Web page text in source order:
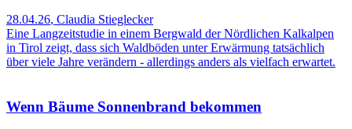
28.04.26, Claudia Stieglecker
Eine Langzeitstudie in einem Bergwald der Nördlichen Kalkalpen
in Tirol zeigt, dass sich Waldböden unter Erwärmung tatsächlich
über viele Jahre verändern - allerdings anders als vielfach erwartet.
Wenn Bäume Sonnenbrand bekommen